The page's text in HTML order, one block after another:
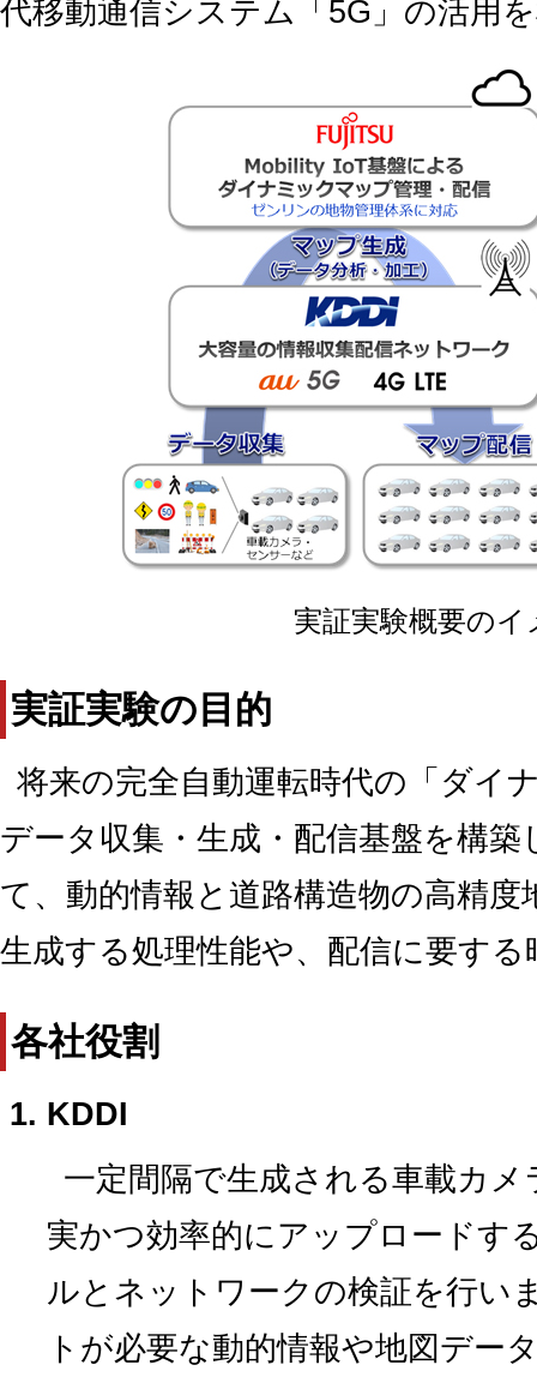
代移動通信システム「5G」の活用
実証実験概要のイ
実証実験の目的
将来の完全自動運転時代の「ダイ
データ収集・生成・配信基盤を構
て、動的情報と道路構造物の高精
生成する処理性能や、配信に要す
各社役割
KDDI
一定間隔で生成される車載カ
実かつ効率的にアップロードす
ルとネットワークの検証を行い
トが必要な動的情報や地図デー